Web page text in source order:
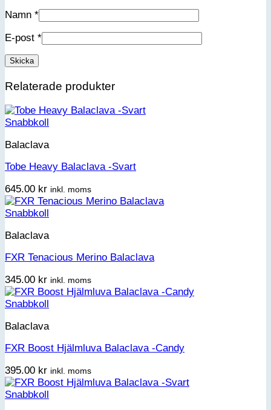
Namn *
E-post *
Relaterade produkter
Snabbkoll
Balaclava
Tobe Heavy Balaclava -Svart
645.00 kr inkl. moms
Snabbkoll
Balaclava
FXR Tenacious Merino Balaclava
345.00 kr inkl. moms
Snabbkoll
Balaclava
FXR Boost Hjälmluva Balaclava -Candy
395.00 kr inkl. moms
Snabbkoll